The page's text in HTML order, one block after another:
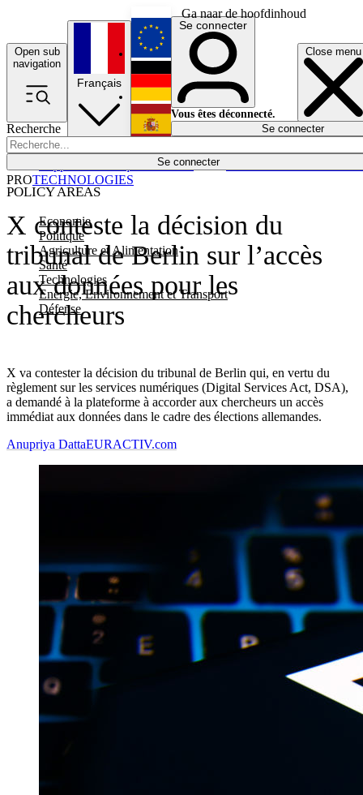
Ga naar de hoofdinhoud
Open sub
navigation
Close menu
Recherche
Se connecter
POLICY AREAS
Economie
Politique
Agriculture et Alimentation
Santé
Technologies
Energie, Environnement et Transport
Défense
Économie
Français
English
Deutsch
Español
Se connecter
Vous êtes déconnecté.
Se connecter
X conteste la décision du
tribunal de Berlin sur l’accès
aux données pour les
chercheurs
X va contester la décision du tribunal de Berlin qui, en vertu du
règlement sur les services numériques (Digital Services Act, DSA),
a demandé à la plateforme à accorder aux chercheurs un accès
immédiat aux données dans le cadre des élections allemandes.
PROTECHNOLOGIES
Anupriya DattaEURACTIV.com